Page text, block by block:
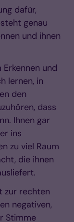
dafür,
genau
und ihnen
und
lernen, in
den
dass
Ihnen gar
ins
zu viel Raum
die ihnen
zur rechten
negativen,
Stimme